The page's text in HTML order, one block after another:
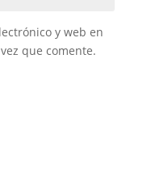
y web en
que comente.